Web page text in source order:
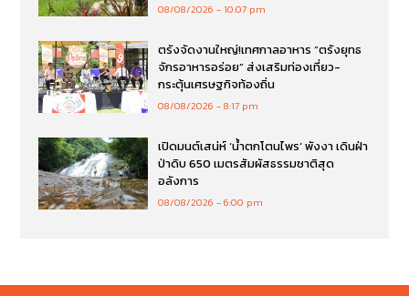
08/08/2026 10:07 pm
ตรังจัดงานใหญ่!เทศกาลอาหาร “ตรังยุทธ
จักรอาหารอร่อย” ส่งเสริมท่องเที่ยว-
กระตุ้นเศรษฐกิจท้องถิ่น
08/08/2026 8:17 pm
เปิดมนต์เสน่ห์ ‘น้ำตกโตนไพร’ พังงา เดินฝ่า
ป่าดิบ 650 เมตรสัมผัสธรรมชาติสุด
อลังการ
08/08/2026 6:00 pm